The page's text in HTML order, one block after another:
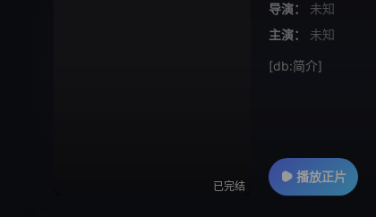
已完结
导演：
未知
主演：
未知
[db:简介]
播放正片